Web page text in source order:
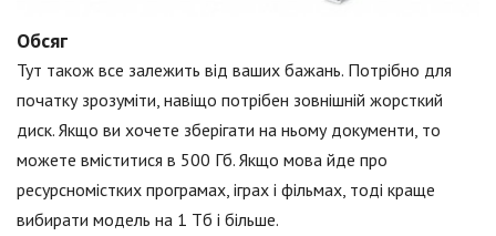
Обсяг
Тут також все залежить від ваших бажань. Потрібно для
початку зрозуміти, навіщо потрібен зовнішній жорсткий
диск. Якщо ви хочете зберігати на ньому документи, то
можете вміститися в 500 Гб. Якщо мова йде про
ресурсномістких програмах, іграх і фільмах, тоді краще
вибирати модель на 1 Тб і більше.